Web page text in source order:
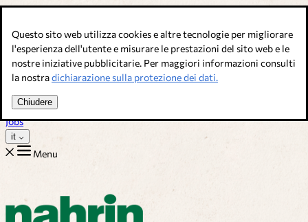
Questo sito web utilizza cookies e altre tecnologie per migliorare
l'esperienza dell'utente e misurare le prestazioni del sito web e le
nostre iniziative pubblicitarie. Per maggiori informazioni consulti
la nostradichiarazione sulla protezione dei dati.
Chiudere
Brodi, condimenti & complementi alimentari. Qualità svizzera.
Assistenza Clienti
Ricette
Consigli
Chi siamo
Jobs
it
Menu